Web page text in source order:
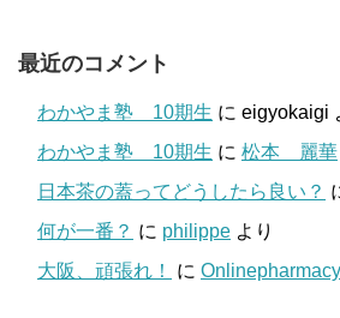
最近のコメント
わかやま塾 10期生 に eigyokaigi
わかやま塾 10期生 に 松本 麗華
日本茶の蓋ってどうしたら良い？
何が一番？ に philippe より
大阪、頑張れ！
に